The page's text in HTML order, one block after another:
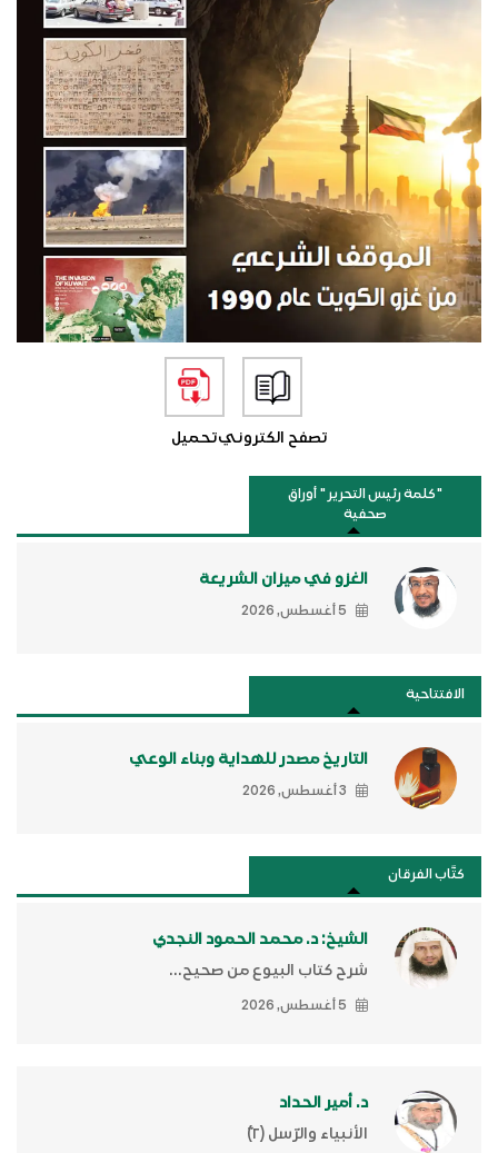
تصفح الكترونيتحميل
"كلمة رئيس التحرير " أوراق
صحفية
الغزو في ميزان الشريعة
5 أغسطس, 2026
الافتتاحية
التاريخ مصدر للهداية وبناء الوعي
3 أغسطس, 2026
كتَّاب الفرقان
الشيخ: د. محمد الحمود النجدي
شرح كتاب البيوع من صحيح...
5 أغسطس, 2026
د. أمير الحداد
الأنبياء والرّسل (٢)ّ